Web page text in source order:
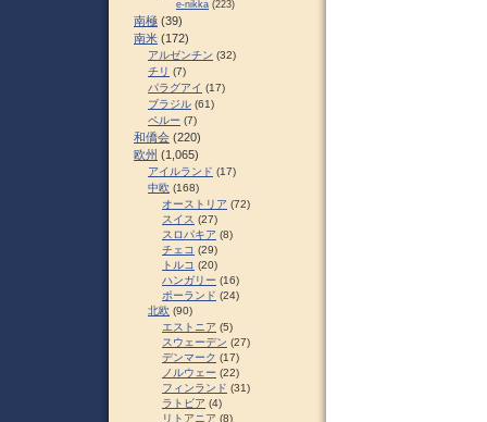
e-nikka (223)
南極 (39)
南米 (172)
アルゼンチン (32)
チリ (7)
パラグアイ (17)
ブラジル (61)
ペルー (7)
和僑会 (220)
欧州 (1,065)
アイルランド (17)
中欧 (168)
オーストリア (72)
スイス (27)
スロパキア (8)
チェコ (29)
トルコ (20)
ハンガリー (16)
ポーランド (24)
北欧 (90)
エストニア (5)
スウェーデン (27)
デンマーク (17)
ノルウェー (22)
フィンランド (31)
ラトビア (4)
リトアニア (8)